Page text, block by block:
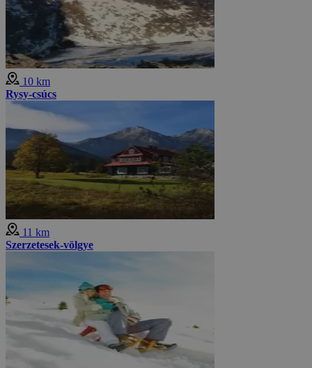
10 km
Rysy-csúcs
11 km
Szerzetesek-völgye